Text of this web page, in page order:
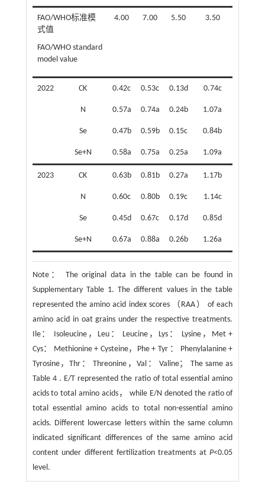
FAO/WHO标准模
式值
FAO/WHO standard
model value
4.00 7.00 5.50 3.50
2022 CK 0.42c 0.53c 0.13d 0.74c
N 0.57a 0.74a 0.24b 1.07a
Se 0.47b 0.59b 0.15c 0.84b
Se+N 0.58a 0.75a 0.25a 1.09a
2023 CK 0.63b 0.81b 0.27a 1.17b
N 0.60c 0.80b 0.19c 1.14c
Se 0.45d 0.67c 0.17d 0.85d
Se+N 0.67a 0.88a 0.26b 1.26a
Note：
The original data in the table can be found in
Supplementary Table 1. The different values in the table
represented the amino acid index scores （RAA） of each
amino acid in oat grains under the respective treatments.
Ile： Isoleucine，Leu： Leucine，Lys： Lysine，Met +
Cys： Methionine + Cysteine，Phe + Tyr ： Phenylalanine +
Tyrosine，Thr： Threonine，Val： Valine； The same as
Table 4 . E/T represented the ratio of total essential amino
acids to total amino acids， while E/N denoted the ratio of
total essential amino acids to total non-essential amino
acids. Different lowercase letters within the same column
indicated significant differences of the same amino acid
content under different fertilization treatments atP<0.05
level.